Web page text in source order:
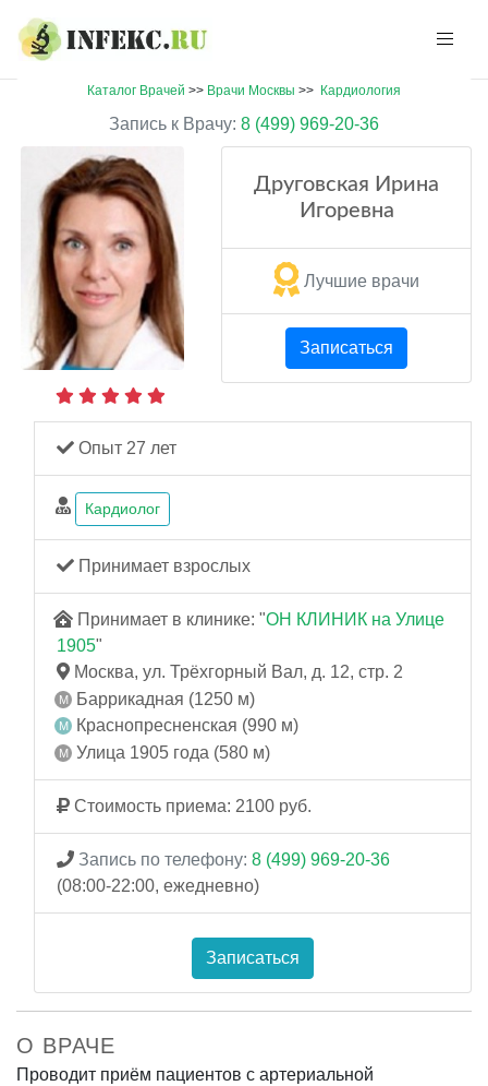
Каталог Врачей >> Врачи Москвы >> Кардиология
Запись к Врачу: 8 (499) 969-20-36
Друговская Ирина
Игоревна
Лучшие врачи
Записаться
Опыт 27 лет
Кардиолог
Принимает взрослых
Принимает в клинике: "ОН КЛИНИК на Улице
1905"
Москва, ул. Трёхгорный Вал, д. 12, стр. 2
Баррикадная (1250 м)
Краснопресненская (990 м)
Улица 1905 года (580 м)
Стоимость приема: 2100 руб.
Запись по телефону: 8 (499) 969-20-36
(08:00-22:00, ежедневно)
Записаться
О ВРАЧЕ
Проводит приём пациентов с артериальной